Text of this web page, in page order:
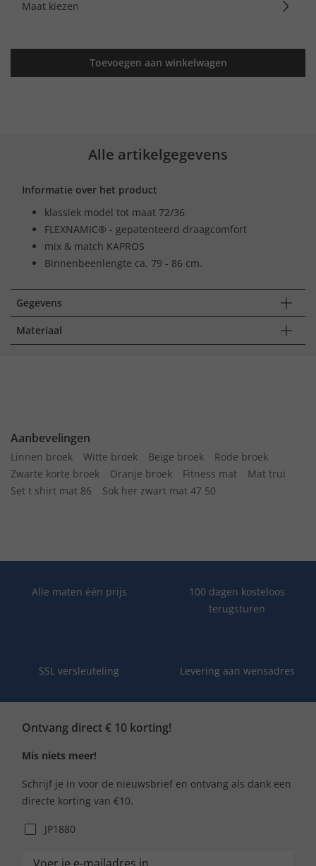
Maat kiezen
Toevoegen aan winkelwagen
Alle artikelgegevens
Informatie over het product
klassiek model tot maat 72/36
FLEXNAMIC® - gepatenteerd draagcomfort
mix & match KAPROS
Binnenbeenlengte ca. 79 - 86 cm.
Gegevens
Materiaal
Aanbevelingen
Linnen broek Witte broek Beige broek
Rode broek
Zwarte korte broek
Oranje broek Fitness mat
Mat trui
Set t shirt mat 86
Sok her zwart mat 47 50
Alle maten één prijs
100 dagen kosteloos
terugsturen
SSL versleuteling Levering aan wensadres
Ontvang direct € 10 korting!
Mis niets meer!
Schrijf je in voor de nieuwsbrief en ontvang als dank een
directe korting van €10.
JP1880